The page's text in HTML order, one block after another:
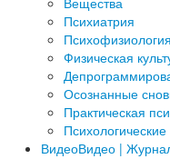
Психиатрия
Психофизиология
Физическая
Осознанные
Практическая
ВидеоВидео |